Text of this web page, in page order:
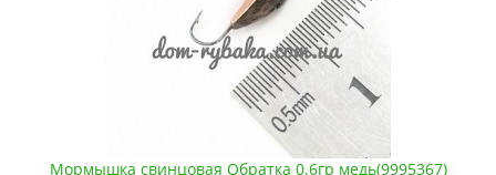
Мормышка свинцовая Обратка 0.6гр медь(9995367)